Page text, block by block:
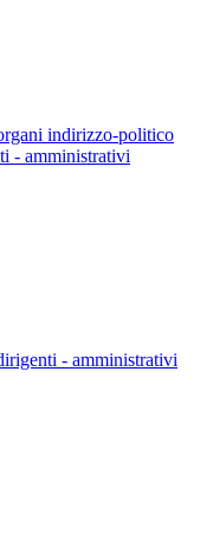
indirizzo-politico
- amministrativi
- amministrativi